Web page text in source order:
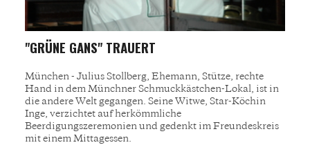
"GRÜNE GANS" TRAUERT
München - Julius Stollberg, Ehemann, Stütze, rechte
Hand in dem Münchner Schmuckkästchen-Lokal, ist in
die andere Welt gegangen. Seine Witwe, Star-Köchin
Inge, verzichtet auf herkömmliche
Beerdigungszeremonien und gedenkt im Freundeskreis
mit einem Mittagessen.